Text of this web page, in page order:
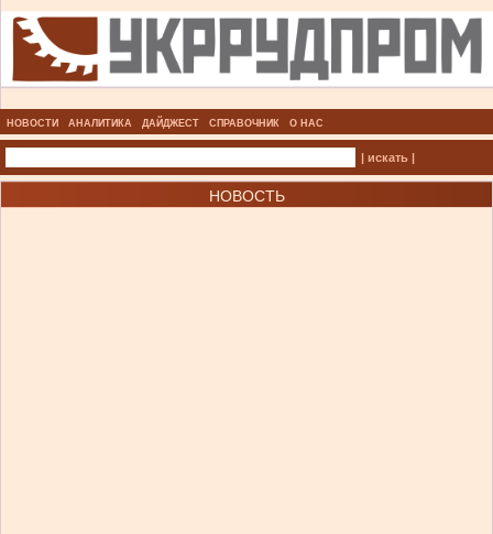
НОВОСТИ АНАЛИТИКА ДАЙДЖЕСТ СПРАВОЧНИК О НАС
| искать |
НОВОСТЬ